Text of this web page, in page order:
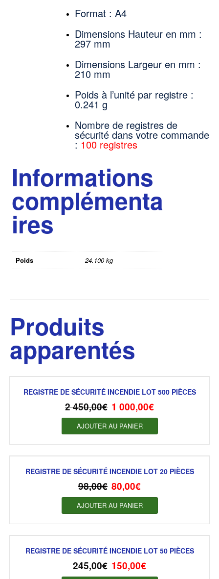
Format : A4
Dimensions Hauteur en mm :
297 mm
Dimensions Largeur en mm :
210 mm
Poids à l’unité par registre :
0.241 g
Nombre de registres de
sécurité dans votre commande
: 100 registres
Informations
complémenta
ires
Poids 24.100 kg
Produits
apparentés
REGISTRE DE SÉCURITÉ INCENDIE LOT 500 PIÈCES
2 450,00€ 1 000,00€
AJOUTER AU PANIER
REGISTRE DE SÉCURITÉ INCENDIE LOT 20 PIÈCES
98,00€ 80,00€
AJOUTER AU PANIER
REGISTRE DE SÉCURITÉ INCENDIE LOT 50 PIÈCES
245,00€ 150,00€